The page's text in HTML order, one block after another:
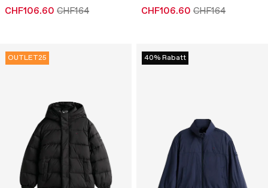
CHF106.60 CHF164 CHF106.60 CHF164
OUTLET25 40% Rabatt